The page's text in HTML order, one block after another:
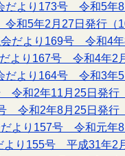
だより173号 令和5年8
和5年2月27日発行（
だより169号 令和4年
より167号 令和4年2
だより164号 令和3年5
令和2年11月25日発行
令和2年8月25日発行
より157号 令和元年8
より155号 平成31年2